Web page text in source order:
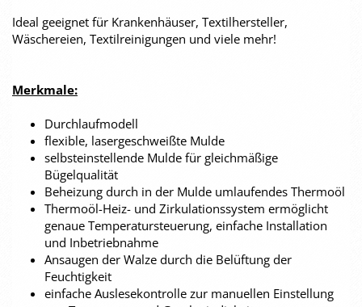
Ideal geeignet für Krankenhäuser, Textilhersteller,
Wäschereien, Textilreinigungen und viele mehr!
Merkmale:
Durchlaufmodell
flexible, lasergeschweißte Mulde
selbsteinstellende Mulde für gleichmäßige
Bügelqualität
Beheizung durch in der Mulde umlaufendes Thermoöl
Thermoöl-Heiz- und Zirkulationssystem ermöglicht
genaue Temperatursteuerung, einfache Installation
und Inbetriebnahme
Ansaugen der Walze durch die Belüftung der
Feuchtigkeit
einfache Auslesekontrolle zur manuellen Einstellung